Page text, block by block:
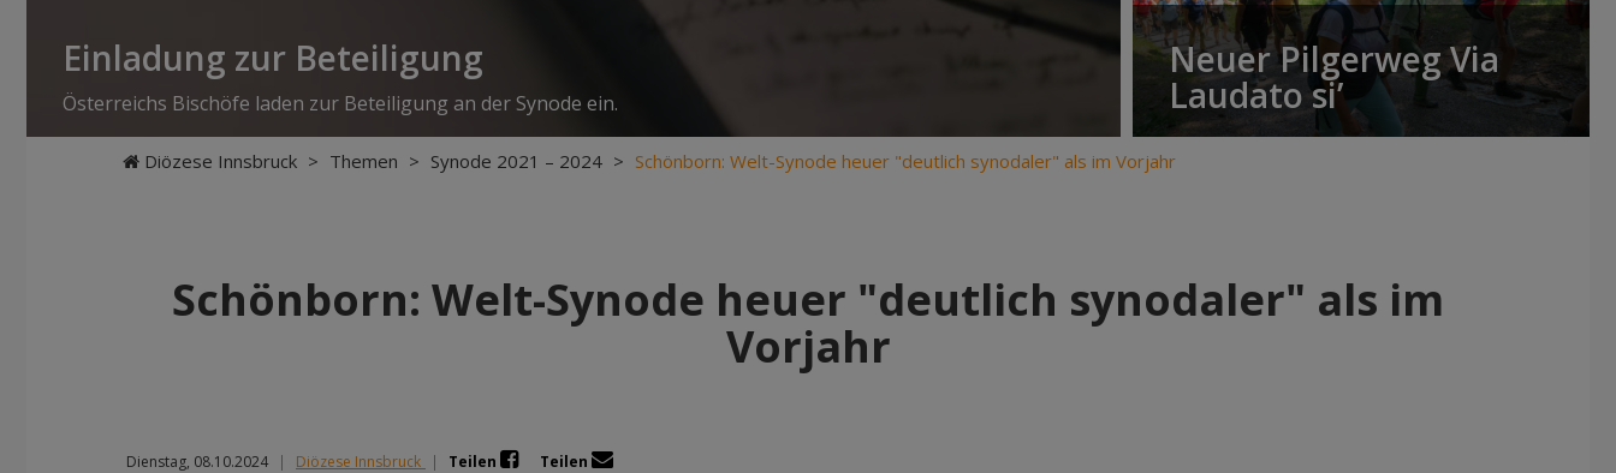
Einladung zur Beteiligung
Österreichs Bischöfe laden zur Beteiligung an der Synode ein.
Neuer Pilgerweg Via
Laudato si’
Diözese Innsbruck > Themen > Synode 2021 – 2024 > Schönborn: Welt-Synode heuer "deutlich synodaler" als im Vorjahr
Schönborn: Welt-Synode heuer "deutlich synodaler" als im
Vorjahr
Dienstag, 08.10.2024 | Diözese Innsbruck | Teilen Teilen